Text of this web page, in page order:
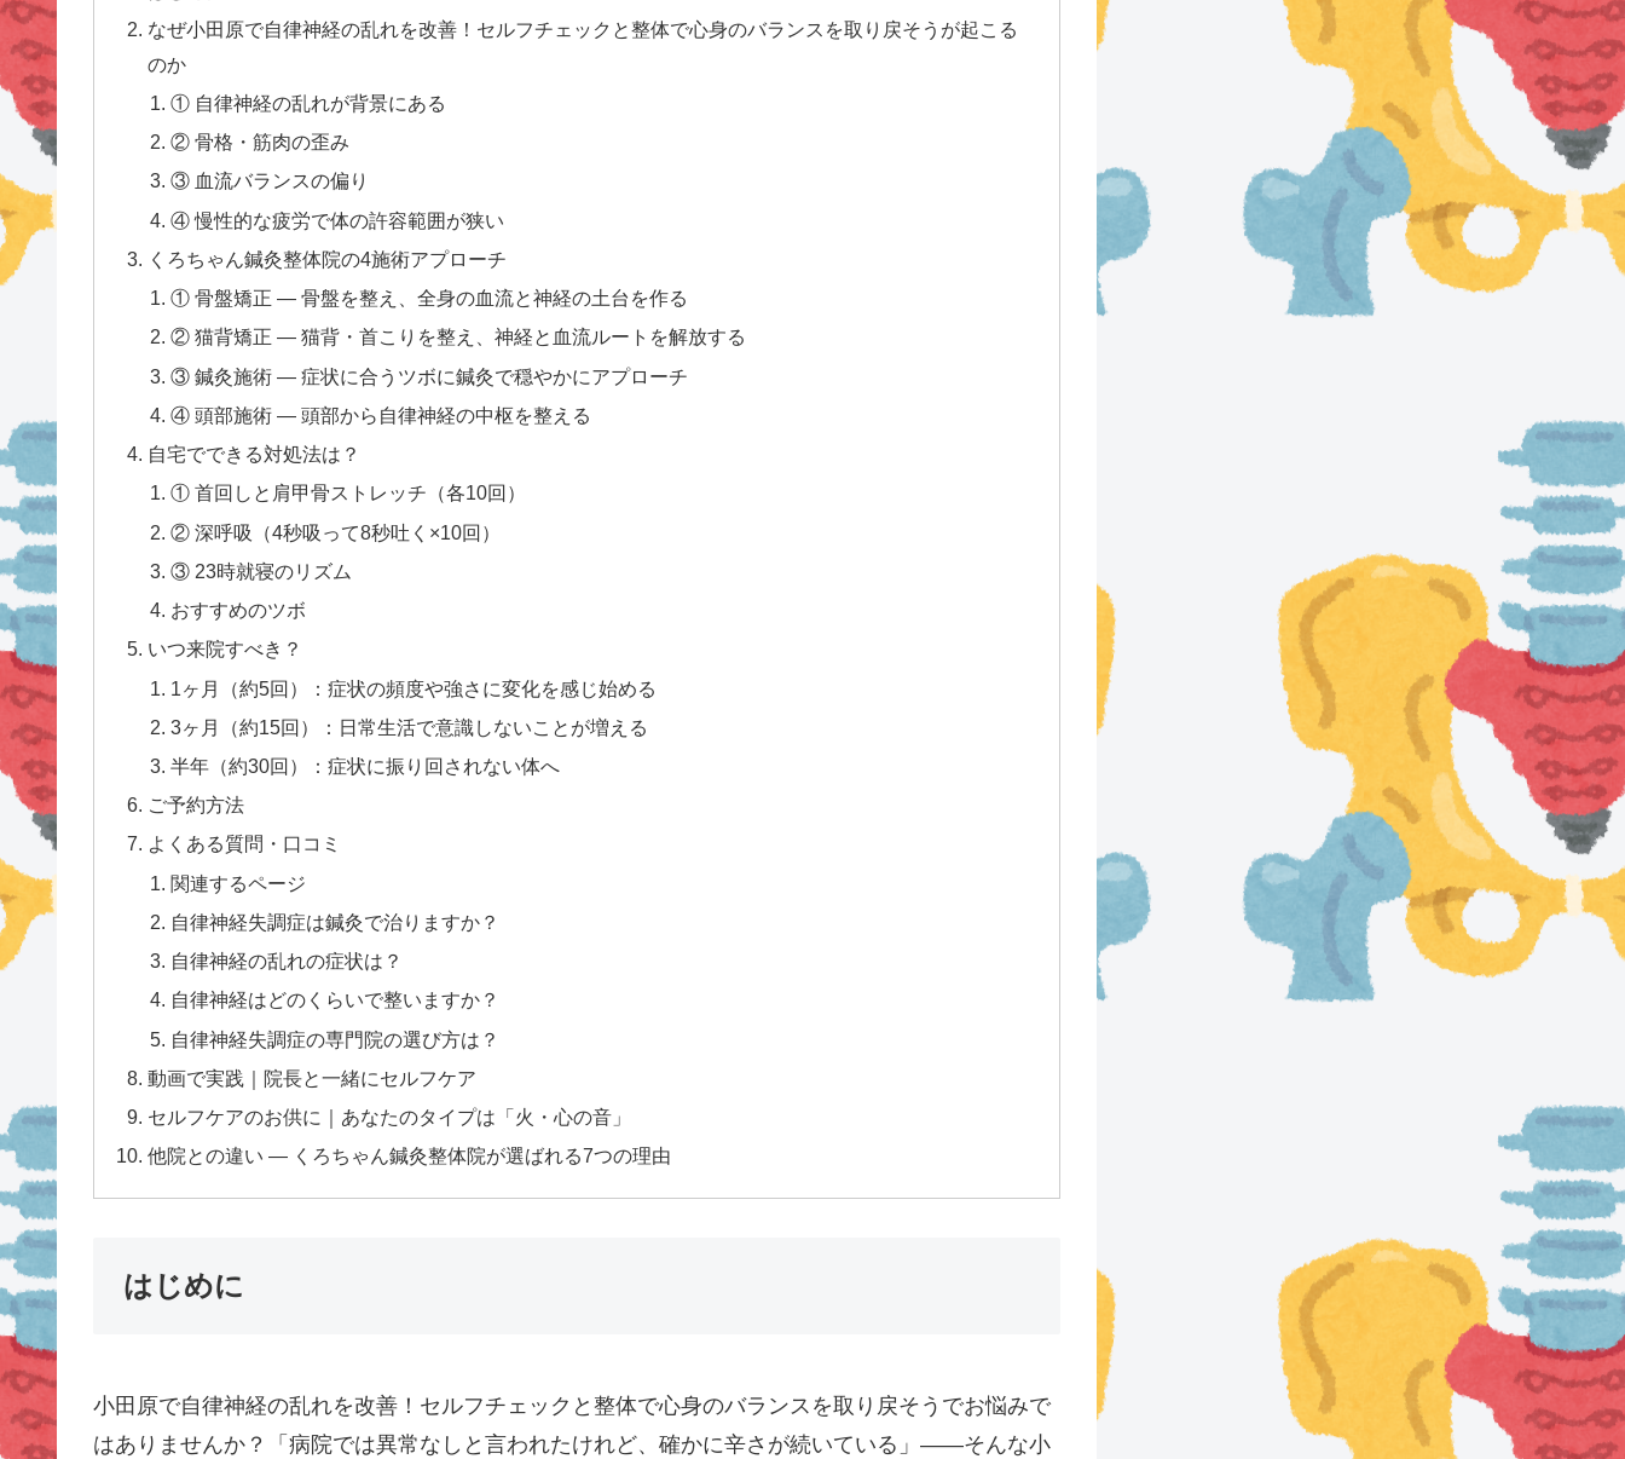
なぜ小田原で自律神経の乱れを改善！セルフチェックと整体で心身のバランスを取り戻そうが起こる
のか
① 自律神経の乱れが背景にある
② 骨格・筋肉の歪み
③ 血流バランスの偏り
④ 慢性的な疲労で体の許容範囲が狭い
くろちゃん鍼灸整体院の4施術アプローチ
① 骨盤矯正 — 骨盤を整え、全身の血流と神経の土台を作る
② 猫背矯正 — 猫背・首こりを整え、神経と血流ルートを解放する
③ 鍼灸施術 — 症状に合うツボに鍼灸で穏やかにアプローチ
④ 頭部施術 — 頭部から自律神経の中枢を整える
自宅でできる対処法は？
① 首回しと肩甲骨ストレッチ（各10回）
② 深呼吸（4秒吸って8秒吐く×10回）
③ 23時就寝のリズム
おすすめのツボ
いつ来院すべき？
1ヶ月（約5回）：症状の頻度や強さに変化を感じ始める
3ヶ月（約15回）：日常生活で意識しないことが増える
半年（約30回）：症状に振り回されない体へ
ご予約方法
よくある質問・口コミ
関連するページ
自律神経失調症は鍼灸で治りますか？
自律神経の乱れの症状は？
自律神経はどのくらいで整いますか？
自律神経失調症の専門院の選び方は？
動画で実践｜院長と一緒にセルフケア
セルフケアのお供に｜あなたのタイプは「火・心の音」
他院との違い — くろちゃん鍼灸整体院が選ばれる7つの理由
はじめに
小田原で自律神経の乱れを改善！セルフチェックと整体で心身のバランスを取り戻そうでお悩みで
はありませんか？「病院では異常なしと言われたけれど、確かに辛さが続いている」——そんな小